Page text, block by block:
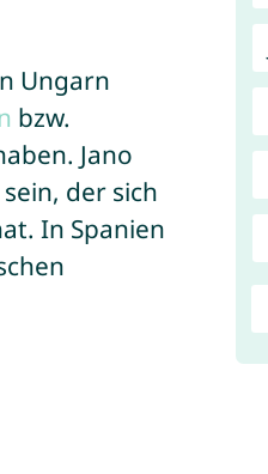
Ungarn
bzw.
Jano
sein, der sich
In Spanien